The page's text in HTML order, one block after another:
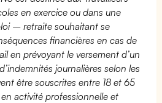
en exercice ou dans une
– retraite souhaitant se
financières en cas de
en prévoyant le versement d’un
journalières selon les
être souscrites entre 18 et 65
en activité professionnelle et